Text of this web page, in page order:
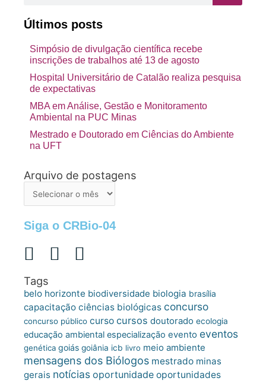
Últimos posts
Simpósio de divulgação científica recebe
inscrições de trabalhos até 13 de agosto
Hospital Universitário de Catalão realiza pesquisa
de expectativas
MBA em Análise, Gestão e Monitoramento
Ambiental na PUC Minas
Mestrado e Doutorado em Ciências do Ambiente
na UFT
Arquivo de postagens
Arquivo
Siga o CRBio-04
Tags
belo horizonte biodiversidade biologia brasília
capacitação ciências biológicas concurso
concurso público curso cursos doutorado ecologia
educação ambiental especialização evento eventos
genética goiás goiânia icb livro meio ambiente
mensagens dos Biólogos mestrado minas
gerais notícias oportunidade oportunidades